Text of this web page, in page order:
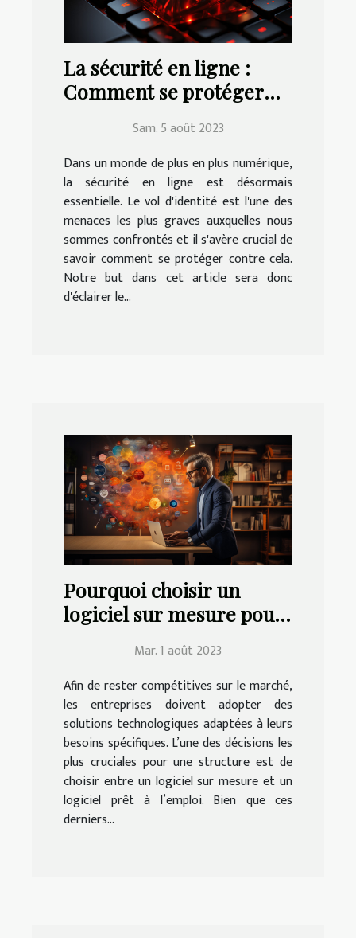
La sécurité en ligne :
Comment se protéger
Sam. 5 août 2023
Dans un monde de plus en plus numérique,
la sécurité en ligne est désormais
essentielle. Le vol d'identité est l'une des
menaces les plus graves auxquelles nous
sommes confrontés et il s'avère crucial de
savoir comment se protéger contre cela.
Notre but dans cet article sera donc
d'éclairer le...
Pourquoi choisir un
logiciel sur mesure pour
Mar. 1 août 2023
Afin de rester compétitives sur le marché,
les entreprises doivent adopter des
solutions technologiques adaptées à leurs
besoins spécifiques. L’une des décisions les
plus cruciales pour une structure est de
choisir entre un logiciel sur mesure et un
logiciel prêt à l’emploi. Bien que ces
derniers...